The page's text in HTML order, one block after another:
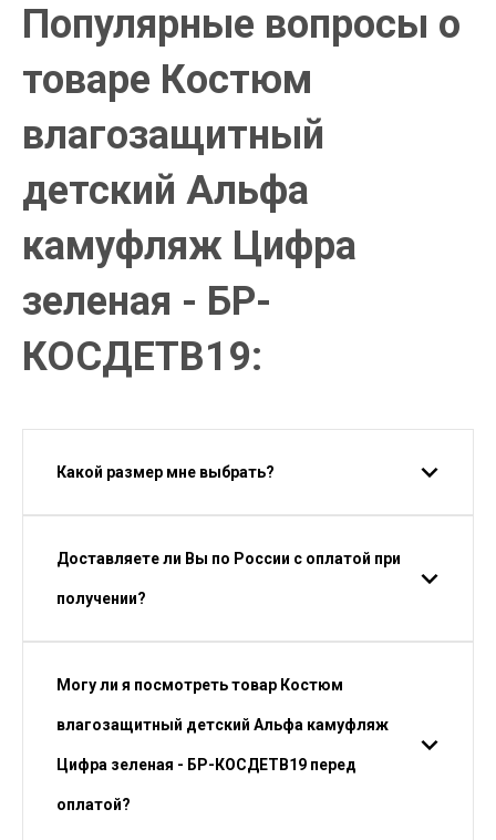
Популярные вопросы о
товаре Костюм
влагозащитный
детский Альфа
камуфляж Цифра
зеленая - БР-
КОСДЕТВ19:
Какой размер мне выбрать?
Доставляете ли Вы по России с оплатой при
получении?
Могу ли я посмотреть товар Костюм
влагозащитный детский Альфа камуфляж
Цифра зеленая - БР-КОСДЕТВ19 перед
оплатой?